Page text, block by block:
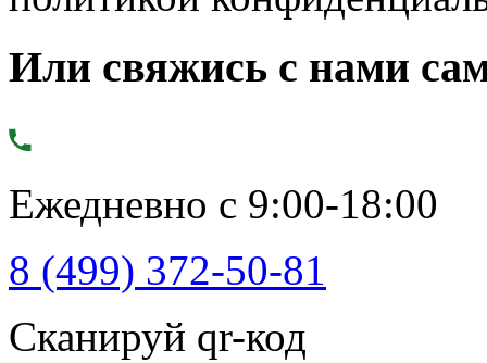
Или свяжись с нами
Ежедневно с 9:00-18:00
8 (499) 372-50-81
Сканируй qr-код